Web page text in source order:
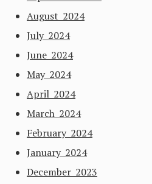
August 2024
July 2024
June 2024
May 2024
April 2024
March 2024
February 2024
January 2024
December 2023